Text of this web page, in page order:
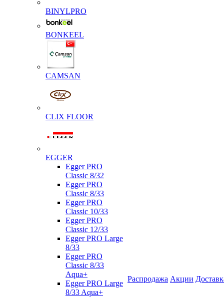
BINYLPRO
BONKEEL
CAMSAN
CLIX FLOOR
EGGER
Egger PRO
Classic 8/32
Egger PRO
Classic 8/33
Egger PRO
Classic 10/33
Egger PRO
Classic 12/33
Egger PRO Large
8/33
Egger PRO
Classic 8/33
Aqua+
Egger PRO Large
8/33 Aqua+
Распродажа Акции